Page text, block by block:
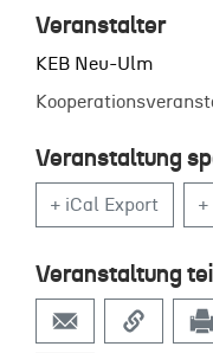
Veranstalter
KEB Neu-Ulm
Veranstaltung
+ iCal Export +
Veranstaltung